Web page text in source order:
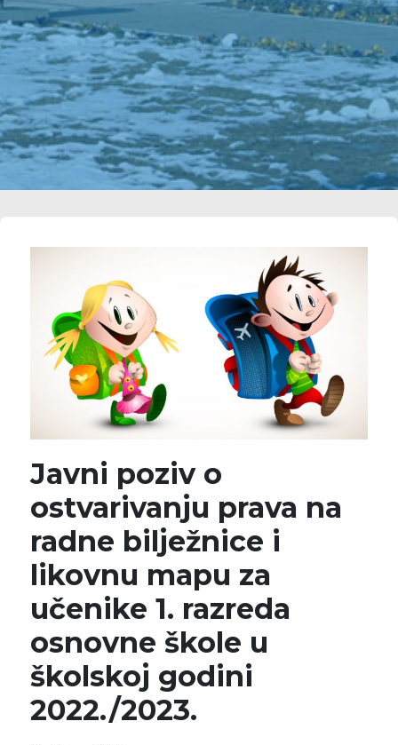
Javni poziv o
ostvarivanju prava na
radne bilježnice i
likovnu mapu za
učenike 1. razreda
osnovne škole u
školskoj godini
2022./2023.